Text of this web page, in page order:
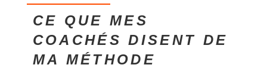
CE QUE MES
COACHÉS DISENT DE
MA MÉTHODE